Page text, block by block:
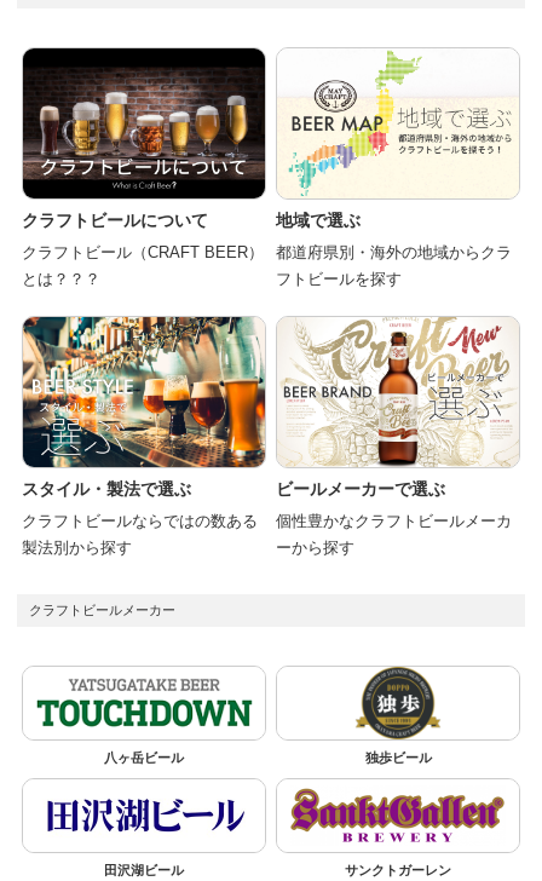
クラフトビールについて
クラフトビール（CRAFT BEER）
とは？？？
地域で選ぶ
都道府県別・海外の地域からクラ
フトビールを探す
スタイル・製法で選ぶ
クラフトビールならではの数ある
製法別から探す
ビールメーカーで選ぶ
個性豊かなクラフトビールメーカ
ーから探す
クラフトビールメーカー
八ヶ岳ビール 独歩ビール
田沢湖ビール サンクトガーレン